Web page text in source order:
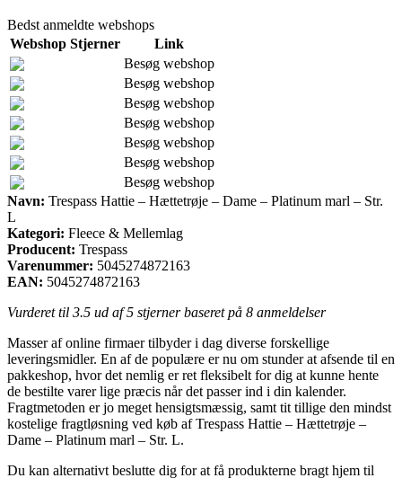
Bedst anmeldte webshops
Webshop Stjerner
Link
Besøg webshop
Besøg webshop
Besøg webshop
Besøg webshop
Besøg webshop
Besøg webshop
Besøg webshop
Navn: Trespass Hattie – Hættetrøje – Dame – Platinum marl – Str.
L
Kategori: Fleece & Mellemlag
Producent: Trespass
Varenummer: 5045274872163
EAN: 5045274872163
Vurderet til 3.5 ud af 5 stjerner baseret på 8 anmeldelser
Masser af online firmaer tilbyder i dag diverse forskellige
leveringsmidler. En af de populære er nu om stunder at afsende til en
pakkeshop, hvor det nemlig er ret fleksibelt for dig at kunne hente
de bestilte varer lige præcis når det passer ind i din kalender.
Fragtmetoden er jo meget hensigtsmæssig, samt tit tillige den mindst
kostelige fragtløsning ved køb af Trespass Hattie – Hættetrøje –
Dame – Platinum marl – Str. L.
Du kan alternativt beslutte dig for at få produkterne bragt hjem til